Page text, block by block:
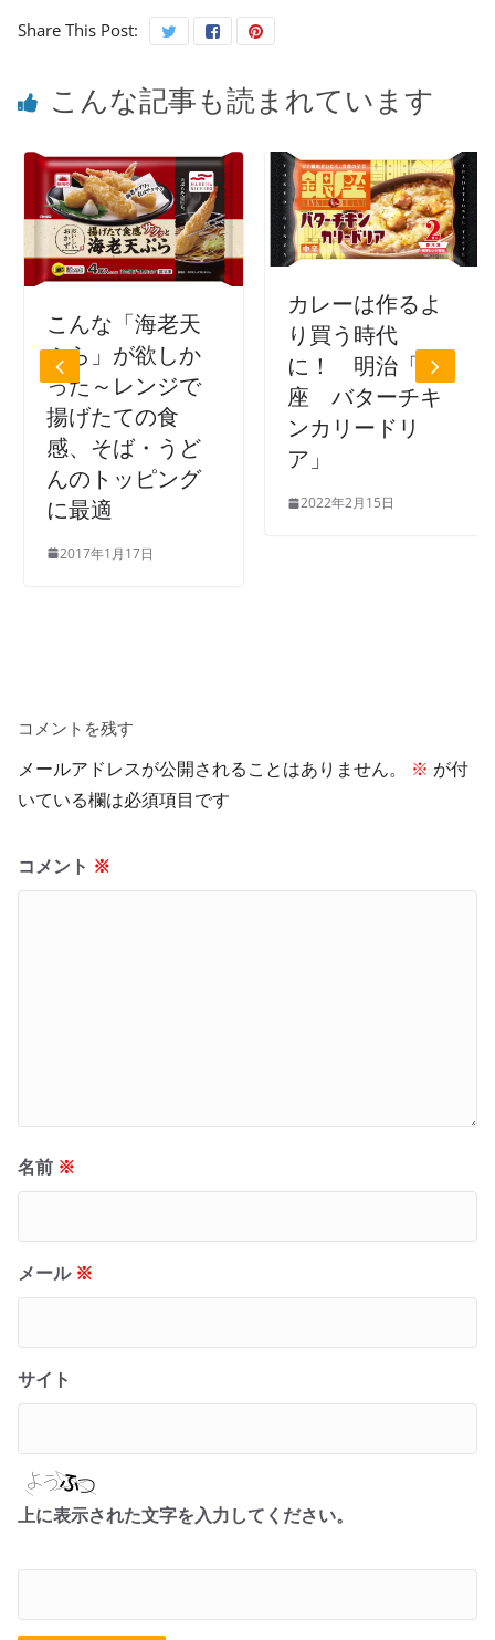
Share This Post:
こんな記事も読まれています
こんな「海老天
ぷら」が欲しか
った～レンジで
揚げたての食
感、そば・うど
んのトッピング
に最適
2017年1月17日
カレーは作るよ
り買う時代
に！ 明治「銀
座 バターチキ
ンカリードリ
ア」
2022年2月15日
コメントを残す
メールアドレスが公開されることはありません。 ※ が付
いている欄は必須項目です
コメント ※
名前 ※
メール ※
サイト
上に表示された文字を入力してください。